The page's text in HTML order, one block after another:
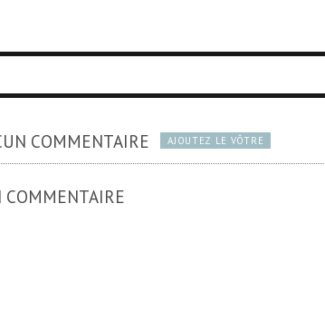
COMMENTAIRE AJOUTEZ LE VÔTRE
COMMENTAIRE